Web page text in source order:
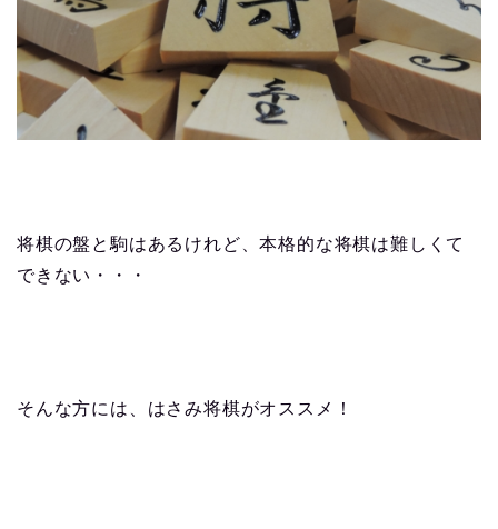
将棋の盤と駒はあるけれど、本格的な将棋は難しくて
できない・・・
そんな方には、はさみ将棋がオススメ！